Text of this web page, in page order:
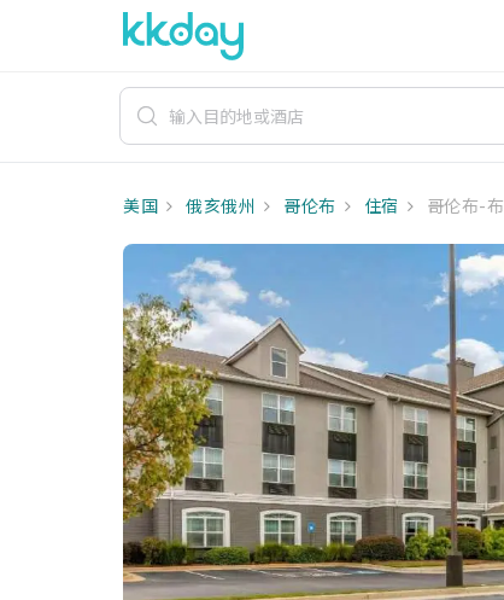
美国 俄亥俄州 哥伦布 住宿 哥伦布-